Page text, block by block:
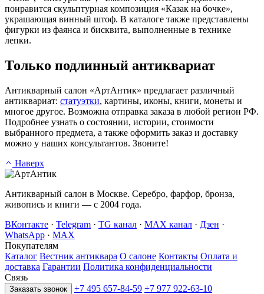
понравится скульптурная композиция «Казак на бочке»,
украшающая винный штоф. В каталоге также представлены
фигурки из фаянса и бисквита, выполненные в технике
лепки.
Только подлинный антиквариат
Антикварный салон «АртАнтик» предлагает различный
антиквариат: статуэтки, картины, иконы, книги, монеты и
многое другое. Возможна отправка заказа в любой регион РФ.
Подробнее узнать о состоянии, истории, стоимости
выбранного предмета, а также оформить заказ и доставку
можно у наших консультантов. Звоните!
Наверх
Антикварный салон в Москве. Серебро, фарфор, бронза,
живопись и книги — с 2004 года.
ВКонтакте · Telegram · TG канал · MAX канал · Дзен ·
WhatsApp · MAX
Покупателям
Каталог Вестник антиквара О салоне Контакты Оплата и
доставка Гарантии Политика конфиденциальности
Связь
Заказать звонок +7 495 657-84-59 +7 977 922-63-10